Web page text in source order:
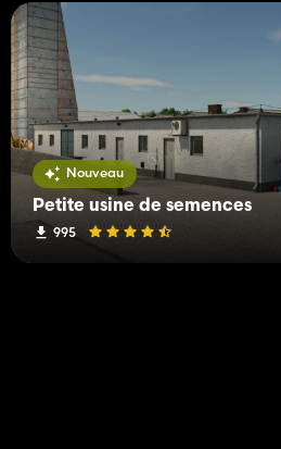
Nouveau
Petite usine de semences
995